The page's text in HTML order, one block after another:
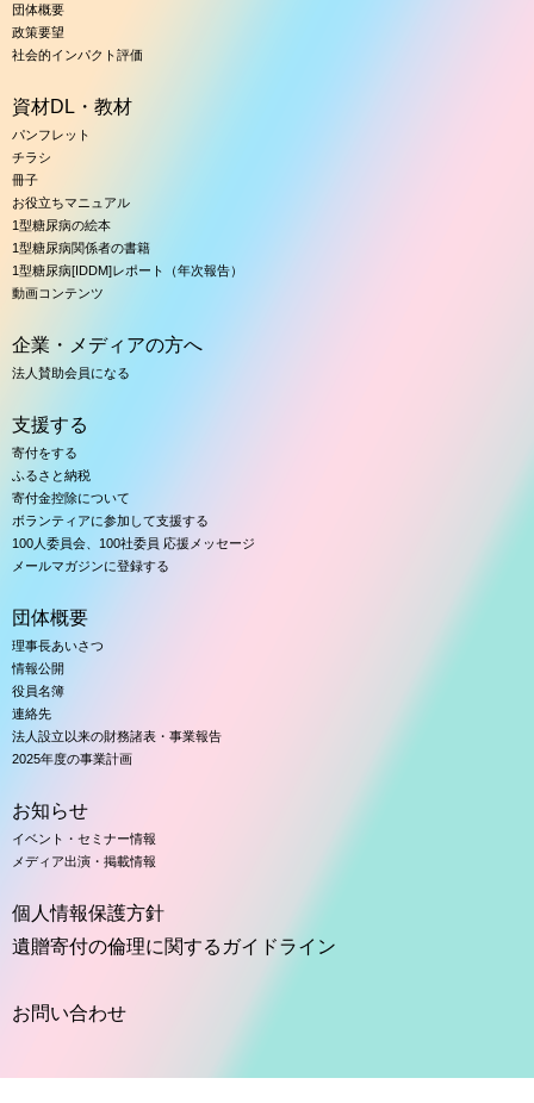
団体概要
政策要望
社会的インパクト評価
資材DL・教材
パンフレット
チラシ
冊子
お役立ちマニュアル
1型糖尿病の絵本
1型糖尿病関係者の書籍
1型糖尿病[IDDM]レポート（年次報告）
動画コンテンツ
企業・メディアの方へ
法人賛助会員になる
支援する
寄付をする
ふるさと納税
寄付金控除について
ボランティアに参加して支援する
100人委員会、100社委員 応援メッセージ
メールマガジンに登録する
団体概要
理事長あいさつ
情報公開
役員名簿
連絡先
法人設立以来の財務諸表・事業報告
2025年度の事業計画
お知らせ
イベント・セミナー情報
メディア出演・掲載情報
個人情報保護方針
遺贈寄付の倫理に関するガイドライン
お問い合わせ